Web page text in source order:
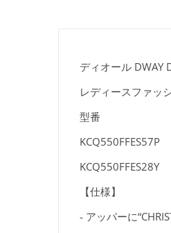
ディオール DWAY
レディースファッ
型番
KCQ550FFES57P
KCQ550FFES28Y
【仕様】
- アッパーに